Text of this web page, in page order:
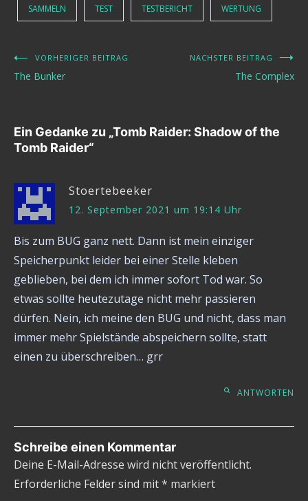
SAMMELN TEST TESTBERICHT WERTUNG
Beitragsnavigation
VORHERIGER BEITRAG
The Bunker
NÄCHSTER BEITRAG
The Complex
Ein Gedanke zu „Tomb Raider: Shadow of the
Tomb Raider“
Stoertebeeker
12. September 2021 um 19:14 Uhr
Bis zum BUG ganz nett. Dann ist mein einziger
Speicherpunkt leider bei einer Stelle kleben
geblieben, bei dem ich immer sofort Tod war. So
etwas sollte heutezutage nicht mehr passieren
dürfen. Nein, ich meine den BUG und nicht, dass man
immer mehr Spielstände abspeichern sollte, statt
einen zu überschreiben… grr
ANTWORTEN
Schreibe einen Kommentar
Deine E-Mail-Adresse wird nicht veröffentlicht.
Erforderliche Felder sind mit* markiert